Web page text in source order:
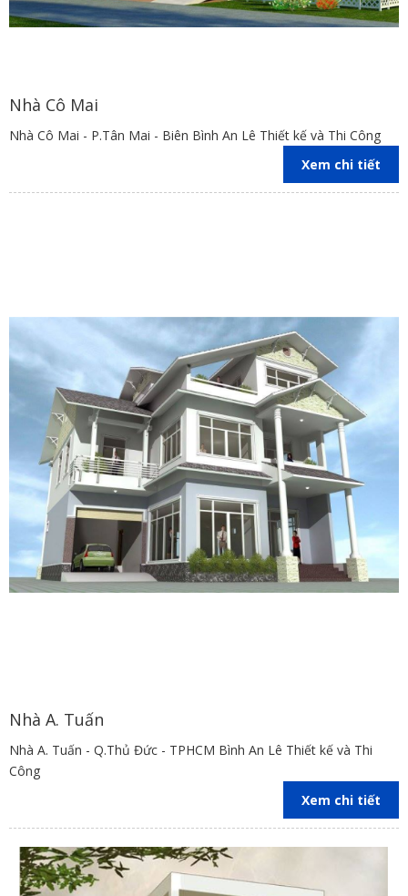
Nhà Cô Mai
Nhà Cô Mai - P.Tân Mai - Biên Bình An Lê Thiết kế và Thi Công
Xem chi tiết
Nhà A. Tuấn
Nhà A. Tuấn - Q.Thủ Đức - TPHCM Bình An Lê Thiết kế và Thi
Công
Xem chi tiết